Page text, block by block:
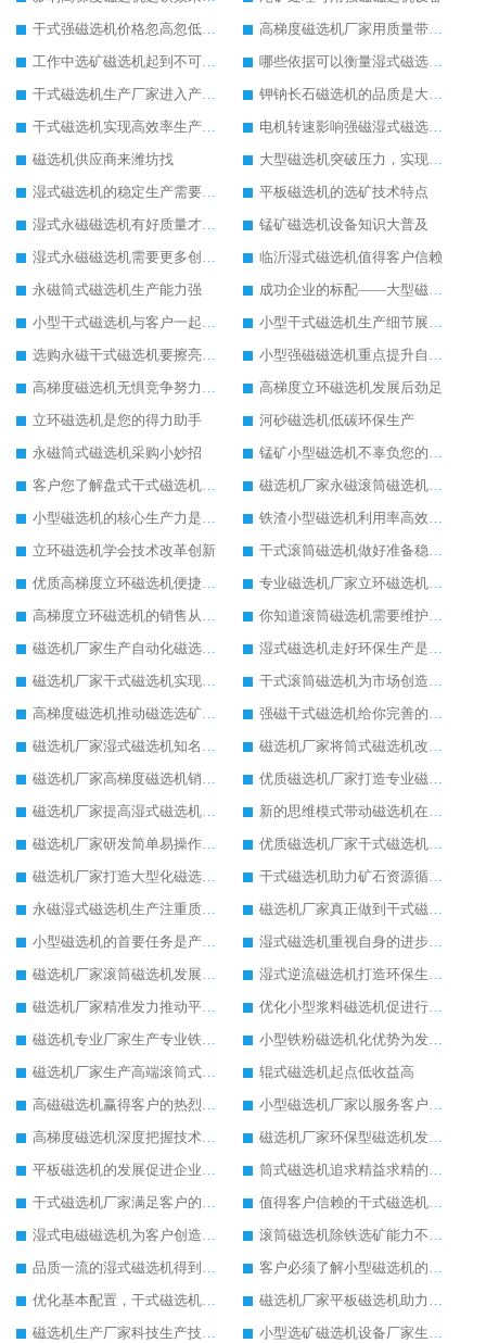
干式强磁选机价格忽高忽低的原因
高梯度磁选机厂家用质量带动生产
工作中选矿磁选机起到不可替代的作用
哪些依据可以衡量湿式磁选机工作效果
干式磁选机生产厂家进入产业创新阶段
钾钠长石磁选机的品质是大家认可的
干式磁选机实现高效率生产形式
电机转速影响强磁湿式磁选机工作效率
磁选机供应商来潍坊找
大型磁选机突破压力，实现飞跃发展
湿式磁选机的稳定生产需要做好日常保养工作
平板磁选机的选矿技术特点
湿式永磁磁选机有好质量才有好未来
锰矿磁选机设备知识大普及
湿式永磁磁选机需要更多创新生产
临沂湿式磁选机值得客户信赖
永磁筒式磁选机生产能力强
成功企业的标配——大型磁选机
小型干式磁选机与客户一起成长
小型干式磁选机生产细节展现在哪
选购永磁干式磁选机要擦亮眼睛
小型强磁磁选机重点提升自身实力
高梯度磁选机无惧竞争努力发展
高梯度立环磁选机发展后劲足
立环磁选机是您的得力助手
河砂磁选机低碳环保生产
永磁筒式磁选机采购小妙招
锰矿小型磁选机不辜负您的信赖
客户您了解盘式干式磁选机的优势吗
磁选机厂家永磁滚筒磁选机重在创新生产
小型磁选机的核心生产力是创新
铁渣小型磁选机利用率高效果好
立环磁选机学会技术改革创新
干式滚筒磁选机做好准备稳定发展
优质高梯度立环磁选机便捷高效生产
专业磁选机厂家立环磁选机使用有保障
高梯度立环磁选机的销售从不打价格战
你知道滚筒磁选机需要维护保养吗
磁选机厂家生产自动化磁选机设备
湿式磁选机走好环保生产是王道
磁选机厂家干式磁选机实现低碳生产
干式滚筒磁选机为市场创造更多价值
高梯度磁选机推动磁选选矿设备行业的发展
强磁干式磁选机给你完善的配套生产服务
磁选机厂家湿式磁选机知名度更高
磁选机厂家将筒式磁选机改革进行到底
磁选机厂家高梯度磁选机销量高
优质磁选机厂家打造专业磁选机
磁选机厂家提高湿式磁选机工作能力
新的思维模式带动磁选机在厂家更好发展
磁选机厂家研发简单易操作的干式磁选机
优质磁选机厂家干式磁选机脚踏实地的生产
磁选机厂家打造大型化磁选机选矿设备
干式磁选机助力矿石资源循环利用
永磁湿式磁选机生产注重质量问题
磁选机厂家真正做到干式磁选机高效率生产
小型磁选机的首要任务是产业转型升级
湿式磁选机重视自身的进步和发展
磁选机厂家滚筒磁选机发展又快又稳
湿式逆流磁选机打造环保生产理念
磁选机厂家精准发力推动平板磁选机发展
优化小型浆料磁选机促进行业生产
磁选机专业厂家生产专业铁矿磁选机
小型铁粉磁选机化优势为发展动力
磁选机厂家生产高端滚筒式磁选机
辊式磁选机起点低收益高
高磁磁选机赢得客户的热烈追捧
小型磁选机厂家以服务客户为生产目标
高梯度磁选机深度把握技术发展
磁选机厂家环保型磁选机发展好
平板磁选机的发展促进企业的发展
筒式磁选机追求精益求精的生产
干式磁选机厂家满足客户的生产需求
值得客户信赖的干式磁选机厂家
湿式电磁磁选机为客户创造更多价值
滚筒磁选机除铁选矿能力不减当年
品质一流的湿式磁选机得到客户认可
客户必须了解小型磁选机的保养方式
优化基本配置，干式磁选机生产更节能
磁选机厂家平板磁选机助力环保事业发展
磁选机生产厂家科技生产技术在提升
小型选矿磁选机设备厂家生产需求在提升